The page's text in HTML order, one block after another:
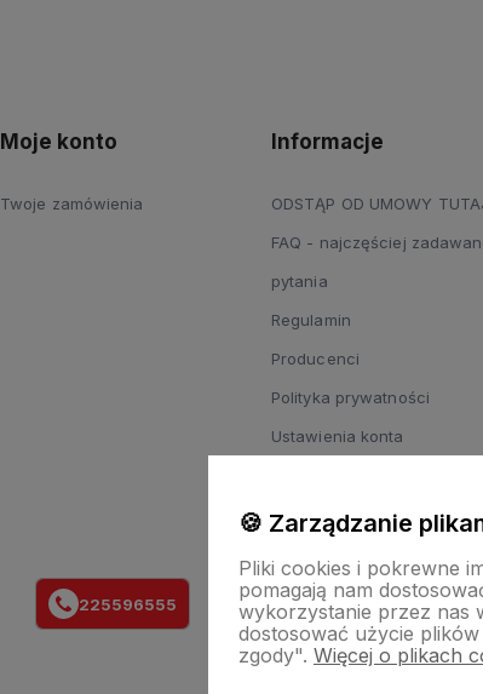
225596555
Moje konto
Twoje zamówienia
Informacje
ODSTĄP OD UMOWY
FAQ - najczęściej
pytania
Regulamin
Producenci
Polityka prywatności
Ustawienia konta
Odstąpienie od umowy -
Reklamacje
Zgody
Regulamin zapisu do
🍪 Zarządzanie
Pliki cookies i pokrewne
pomagają nam
wykorzystanie przez nas
dostosować użycie
zgody". Więcej o plikach